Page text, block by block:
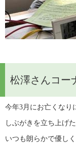
松澤さんコー
今年3月にお亡くなり
しぶがきを立ち上げ
いつも朗らかで優し